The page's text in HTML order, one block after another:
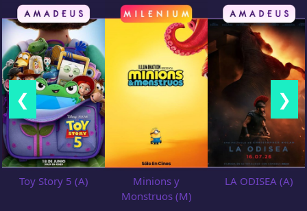
❮
Toy Story 5 (A)
Minions y
Monstruos (M)
LA ODISEA (A)
❯